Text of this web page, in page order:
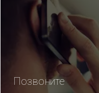
Позвоните